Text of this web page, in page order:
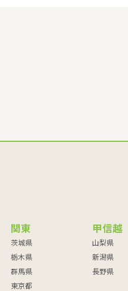
関東
茨城県
栃木県
群馬県
東京都
甲信越
山梨県
新潟県
長野県